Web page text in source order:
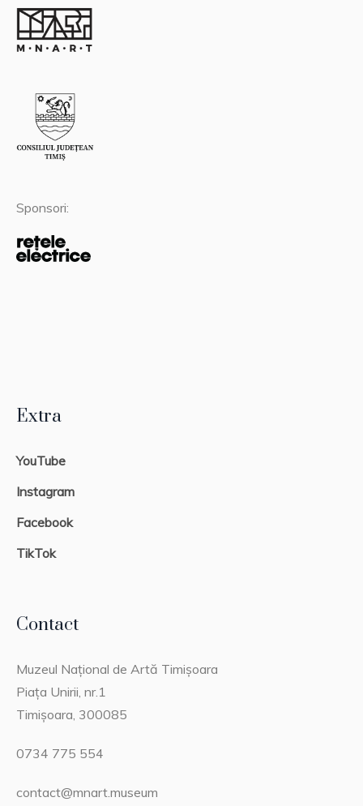
Sponsori:
Extra
YouTube
Instagram
Facebook
TikTok
Contact
Muzeul Național de Artă Timișoara
Piața Unirii, nr.1
Timișoara, 300085
0734 775 554
contact@mnart.museum